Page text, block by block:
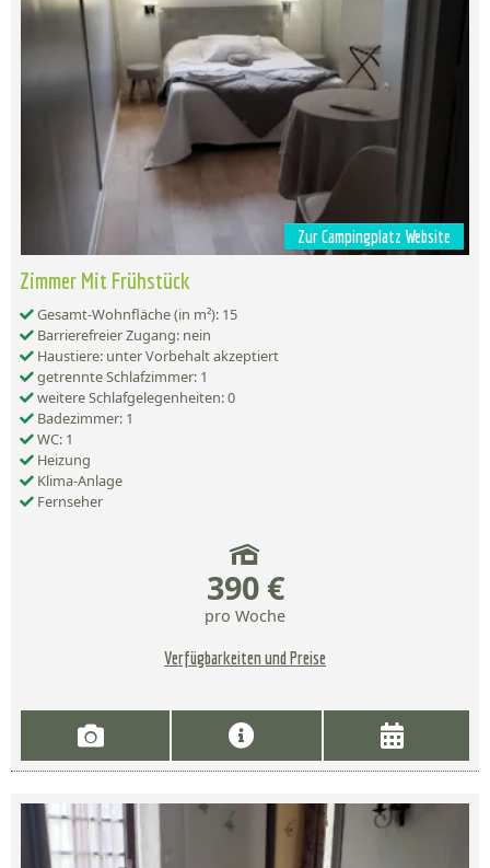
Zur Campingplatz Website
Zimmer Mit Frühstück
Gesamt-Wohnfläche (in m²): 15
Barrierefreier Zugang: nein
Haustiere: unter Vorbehalt akzeptiert
getrennte Schlafzimmer: 1
weitere Schlafgelegenheiten: 0
Badezimmer: 1
WC: 1
Heizung
Klima-Anlage
Fernseher
390 €
pro Woche
Verfügbarkeiten und Preise